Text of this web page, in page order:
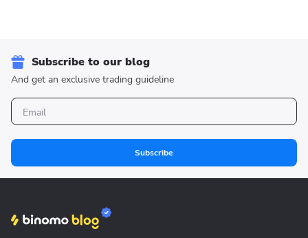
Subscribe to our blog
And get an exclusive trading guideline
Subscribe